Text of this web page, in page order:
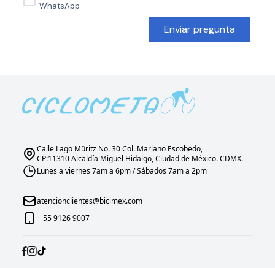
WhatsApp
Enviar pregunta
Calle Lago Müritz No. 30 Col. Mariano Escobedo,
CP:11310 Alcaldía Miguel Hidalgo, Ciudad de México. CDMX.
Lunes a viernes 7am a 6pm / Sábados 7am a 2pm
atencionclientes@bicimex.com
+ 55 9126 9007